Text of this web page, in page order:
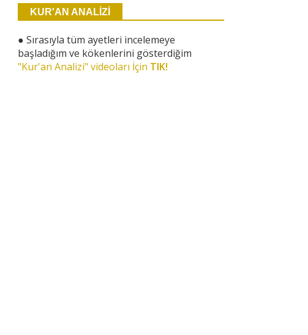
KUR'AN ANALİZİ
●Sırasıyla tüm ayetleri incelemeye
başladığım ve kökenlerini gösterdiğim
"Kur'an Analizi" videoları İçin TIK!